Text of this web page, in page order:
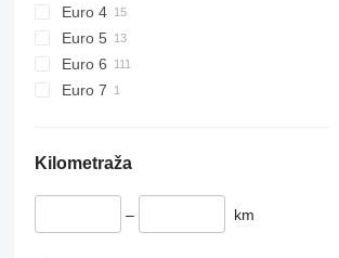
Euro 4
Euro 5
Euro 6
Euro 7
Kilometraža
– km